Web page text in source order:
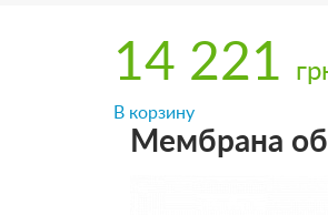
14 221
В корзину
Мембрана